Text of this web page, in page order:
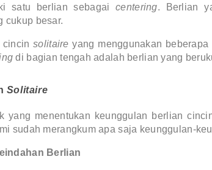
satu berlian sebagai centering. Berlian
cukup besar.
cincin solitaire yang menggunakan
di bagian tengah adalah berlian yang
Solitaire
yang menentukan keunggulan berlian
sudah merangkum apa saja keunggulan-
Berlian